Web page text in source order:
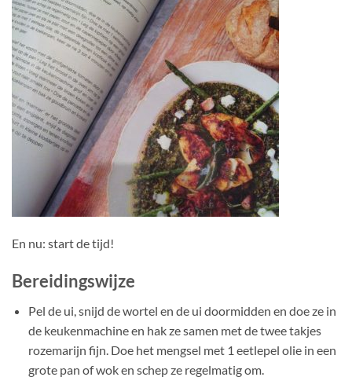
En nu: start de tijd!
Bereidingswijze
Pel de ui, snijd de wortel en de ui doormidden en doe ze in
de keukenmachine en hak ze samen met de twee takjes
rozemarijn fijn. Doe het mengsel met 1 eetlepel olie in een
grote pan of wok en schep ze regelmatig om.